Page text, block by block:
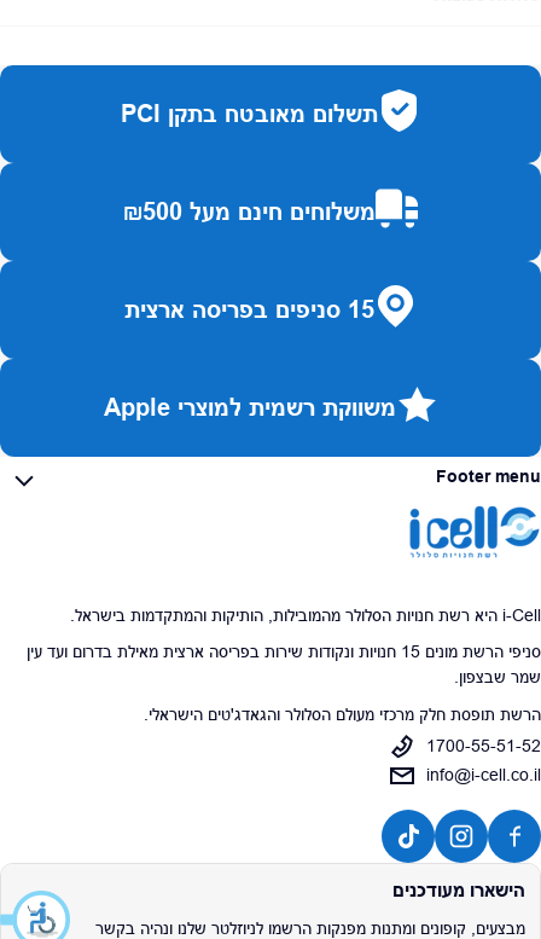
האם ניתן לחלק תשלומים?
האם ניתן להחזיר מוצר?כן, בהתאם לחוק הגנת הצרכן ובאריזה המקורית
תשלום מאובטח בתקן PCI
משלוחים חינם מעל ₪500
15 סניפים בפריסה ארצית
משווקת רשמית למוצרי Apple
Footer menu
i-Cell היא רשת חנויות הסלולר מהמובילות, הותיקות והמתקדמות בישראל.
סניפי הרשת מונים 15 חנויות ונקודות שירות בפריסה ארצית מאילת בדרום ועד עין
שמר שבצפון.
הרשת תופסת חלק מרכזי מעולם הסלולר והגאדג'טים הישראלי.
1700-55-51-52
info@i-cell.co.il
הישארו מעודכנים
מבצעים, קופונים ומתנות מפנקות הרשמו לניוזלטר שלנו ונהיה בקשר